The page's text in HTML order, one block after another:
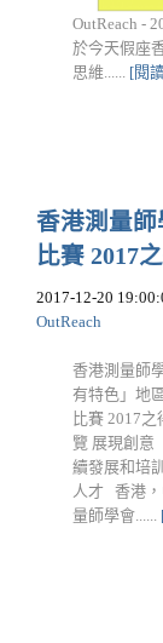
OutReach -
於今天假座
思維...... [閱
香港測量
比賽 2017
2017-12-20
OutReach
香港測量師
有特色」地
比賽 2017
覽 展現創
續發展和培
人才 香港，
量師學會......